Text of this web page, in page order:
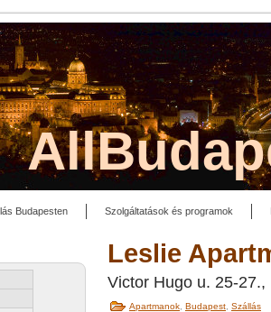
Budapesten Szolgáltatások és programok
Leslie
Victor Hugo u. 25-27.,
Apartmanok Budapest Szállás